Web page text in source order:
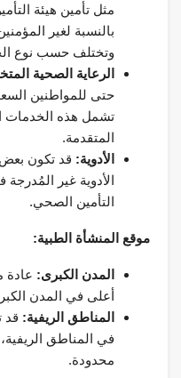
مثل تأمين هيئة
بالنسبة لغير
وتختلف حسب نوع
الرعاية الصحية
حتى للمواطنين
تشمل هذه الخدمات
المتقدمة.
الأدوية: قد تكون بعض
الأدوية غير
التأمين الصحي.
موقع المنشأة الطبية:
المدن الكبرى: عادة
أعلى في المدن
المناطق الريفية: قد
في المناطق
محدودة.